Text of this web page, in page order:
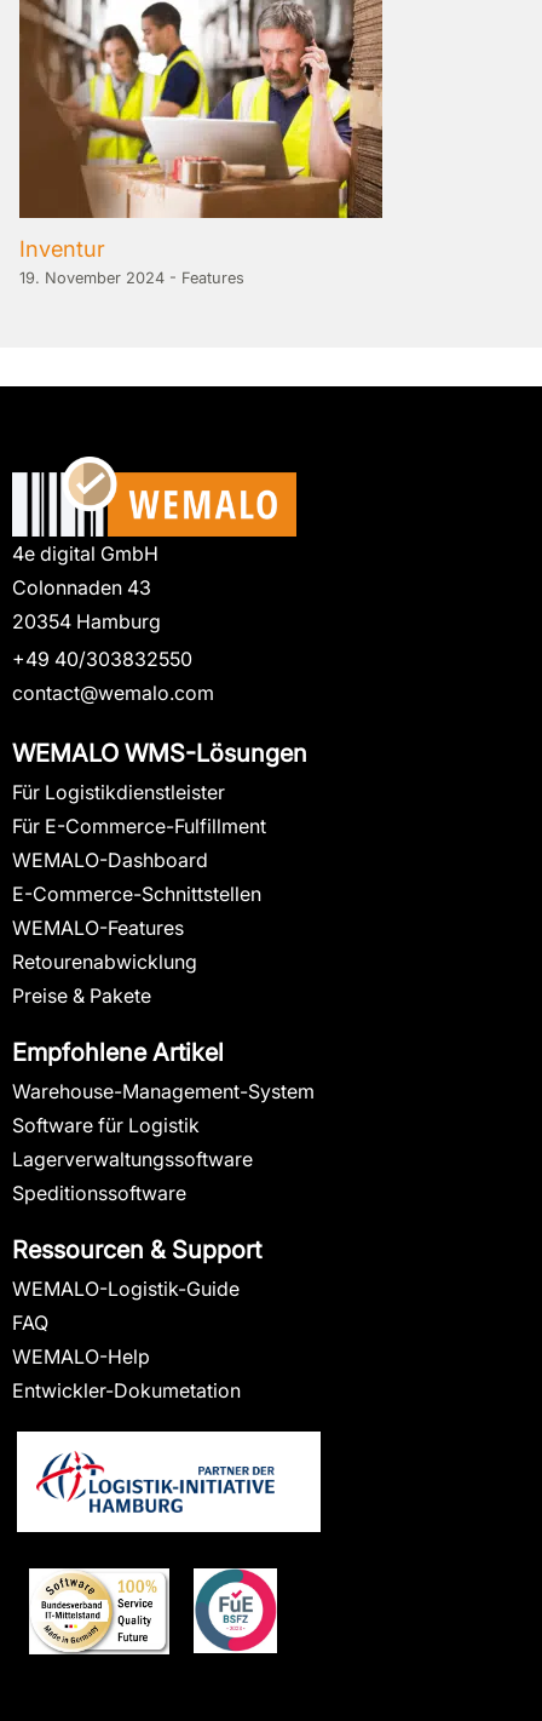
Inventur
19. November 2024 - Features
4e digital GmbH
Colonnaden 43
20354 Hamburg
+49 40/303832550
contact@wemalo.com
WEMALO WMS-Lösungen
Für Logistikdienstleister
Für E-Commerce-Fulfillment
WEMALO-Dashboard
E-Commerce-Schnittstellen
WEMALO-Features
Retourenabwicklung
Preise & Pakete
Empfohlene Artikel
Warehouse-Management-System
Software für Logistik
Lagerverwaltungssoftware
Speditionssoftware
Ressourcen & Support
WEMALO-Logistik-Guide
FAQ
WEMALO-Help
Entwickler-Dokumetation